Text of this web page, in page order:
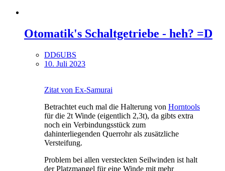
Otomatik's Schaltgetriebe - heh? =D
DD6UBS
10. Juli 2023
Zitat von Ex-Samurai
Betrachtet euch mal die Halterung von Horntools
für die 2t Winde (eigentlich 2,3t), da gibts extra
noch ein Verbindungsstück zum
dahinterliegenden Querrohr als zusätzliche
Versteifung.
Problem bei allen versteckten Seilwinden ist halt
der Platzmangel für eine Winde mit mehr